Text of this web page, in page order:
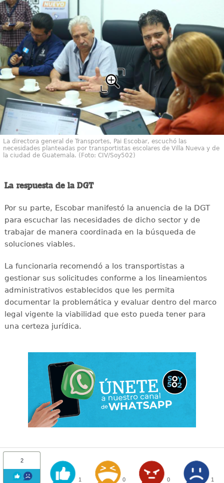
La directora general de Transportes, Pai Escobar, escuchó las
necesidades planteadas por transportistas escolares de Villa Nueva y de
la ciudad de Guatemala. (Foto: CIV/Soy502)
La respuesta de la DGT
Por su parte, Escobar manifestó la anuencia de la DGT
para escuchar las necesidades de dicho sector y de
trabajar de manera coordinada en la búsqueda de
soluciones viables.
La funcionaria recomendó a los transportistas a
gestionar sus solicitudes conforme a los lineamientos
administrativos establecidos que les permita
documentar la problemática y evaluar dentro del marco
legal vigente la viabilidad que esto pueda tener para
una certeza jurídica.
2
1 0 0 1